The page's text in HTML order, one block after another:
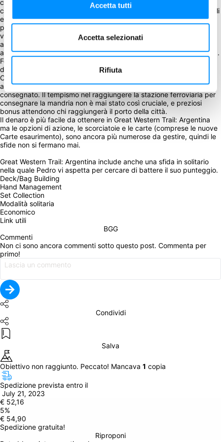
Accetta tutti
Accetta selezionati
Rifiuta
contadini, mentre sul tabellone di gioco si aprono diversi percorsi
che vi metteranno di fronte a più scelte. Prenderete la strada con gli
edifici o quella che passa accanto ai contadini? Forse avrete la
possibilità di usare le vostre vacche, o meglio la forza sulle Carte
vacca, per aiutare i contadini, portandoli dalla vostra parte e
aggiungendo grano, un nuovo tipo di risorsa, alle vostre entrate,
anche perché il grano può essere usato per le Tessere barca e città.
Forse riuscirete a prendere delle scorciatoie, che vi permetteranno
di consegnare la vostra mandria a Buenos Aires più velocemente.
Certo, dovrete rinunciare agli edifici azione, ma forse coglierete gli
altri alla sprovvista, con le navi che partono prima che abbiano
consegnato. Il tempismo nel raggiungere la stazione ferroviaria per
consegnare la mandria non è mai stato così cruciale, e preziosi
bonus attendono chi raggiungerà il porto della città.
Il denaro è più facile da ottenere in Great Western Trail: Argentina
ma le opzioni di azione, le scorciatoie e le carte (comprese le nuove
Carte esaurimento), sono ancora più numerose da gestire, quindi le
sfide non si fermano mai.
Great Western Trail: Argentina include anche una sfida in solitario
nella quale Pedro vi aspetta per cercare di battere il suo punteggio.
Deck/Bag Building
Hand Management
Set Collection
Modalità solitaria
Economico
Link utili
BGG
Commenti
Non ci sono ancora commenti sotto questo post. Commenta per
primo!
Condividi
Salva
Obiettivo non raggiunto. Peccato! Mancava 1 copia
Spedizione prevista entro il
July 21, 2023
€ 52,16
5%
€ 54,90
Spedizione gratuita!
Riproponi